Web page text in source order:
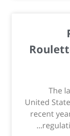
The
United
recent